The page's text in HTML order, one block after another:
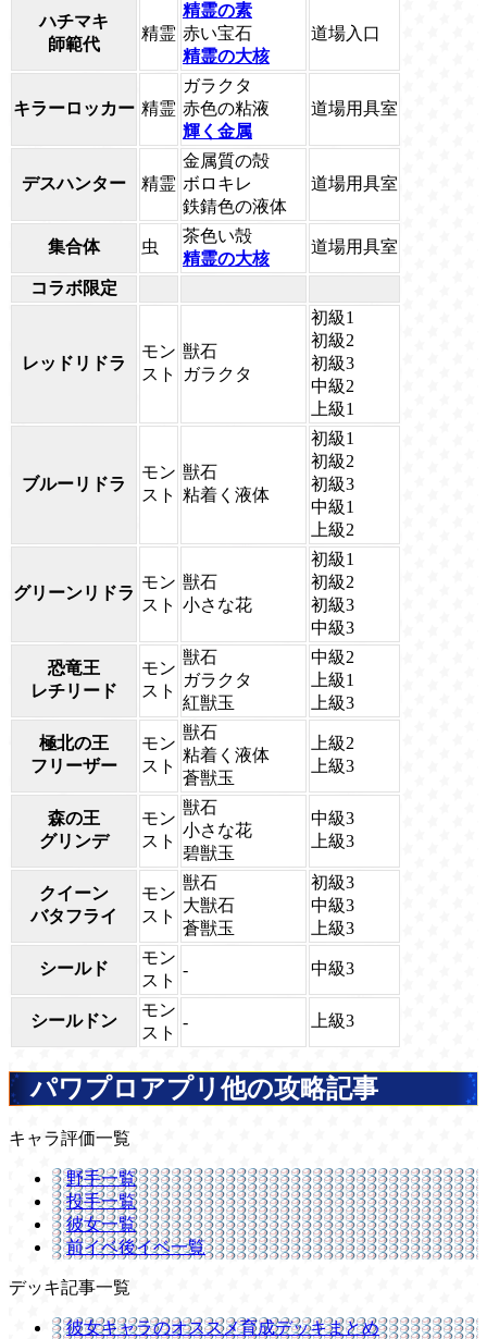
ハチマキ
師範代
精霊
精霊の素
赤い宝石
精霊の大核
道場入口
キラーロッカー 精霊
ガラクタ
赤色の粘液
輝く金属
道場用具室
デスハンター 精霊
金属質の殻
ボロキレ
鉄錆色の液体
道場用具室
集合体 虫
茶色い殻
精霊の大核
道場用具室
コラボ限定
レッドリドラ
モン
スト
獣石
ガラクタ
初級1
初級2
初級3
中級2
上級1
ブルーリドラ
モン
スト
獣石
粘着く液体
初級1
初級2
初級3
中級1
上級2
グリーンリドラ
モン
スト
獣石
小さな花
初級1
初級2
初級3
中級3
恐竜王
レチリード
モン
スト
獣石
ガラクタ
紅獣玉
中級2
上級1
上級3
極北の王
フリーザー
モン
スト
獣石
粘着く液体
蒼獣玉
上級2
上級3
森の王
グリンデ
モン
スト
獣石
小さな花
碧獣玉
中級3
上級3
クイーン
バタフライ
モン
スト
獣石
大獣石
蒼獣玉
初級3
中級3
上級3
シールド
モン
スト
- 中級3
シールドン
モン
スト
- 上級3
パワプロアプリ他の攻略記事
キャラ評価一覧
野手一覧
投手一覧
彼女一覧
前イベ後イベ一覧
デッキ記事一覧
彼女キャラのオススメ育成デッキまとめ